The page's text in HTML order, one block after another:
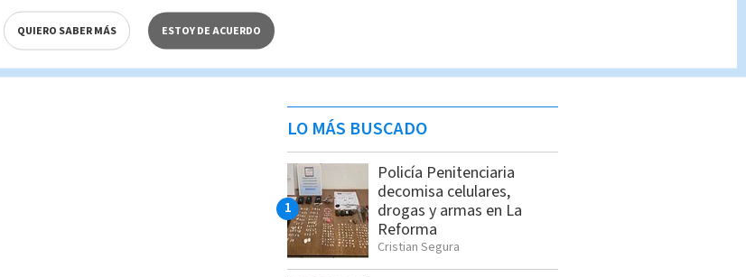
LO MÁS BUSCADO
Policía Penitenciaria
decomisa celulares,
drogas y armas en La
Reforma
Cristian Segura
QUIERO SABER MÁS ESTOY DE ACUERDO